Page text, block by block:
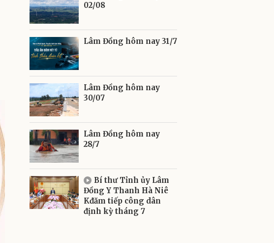
02/08
Lâm Đồng hôm nay 31/7
Lâm Đồng hôm nay
30/07
Lâm Đồng hôm nay
28/7
Bí thư Tỉnh ủy Lâm
Đồng Y Thanh Hà Niê
Kđăm tiếp công dân
định kỳ tháng 7
Gửi